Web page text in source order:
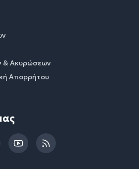
& Ακυρώσεων
Απορρήτου
YouTubeRSS